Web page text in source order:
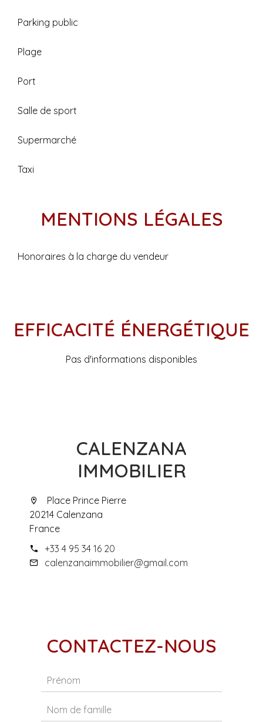
Parking public
Plage
Port
Salle de sport
Supermarché
Taxi
MENTIONS LÉGALES
Honoraires à la charge du vendeur
EFFICACITÉ ÉNERGÉTIQUE
Pas d'informations disponibles
CALENZANA
IMMOBILIER
Place Prince Pierre
20214 Calenzana
France
+33 4 95 34 16 20
calenzanaimmobilier@gmail.com
CONTACTEZ-NOUS